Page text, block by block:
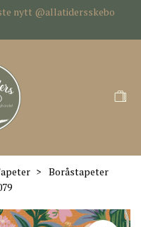
nytt @allatidersskebo
Boråstapeter